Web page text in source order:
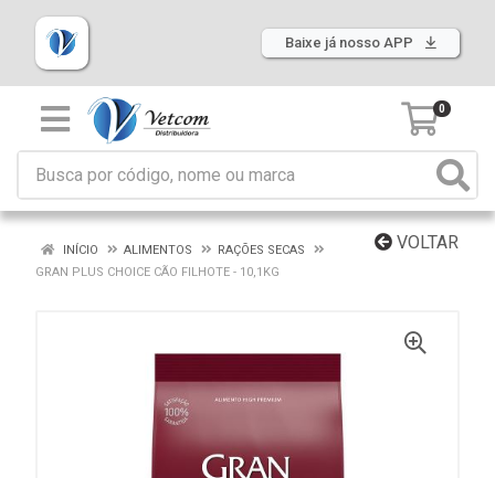
Baixe já nosso APP
0
VOLTAR
INÍCIO ALIMENTOS
RAÇÕES SECAS
GRAN PLUS CHOICE CÃO FILHOTE - 10,1KG